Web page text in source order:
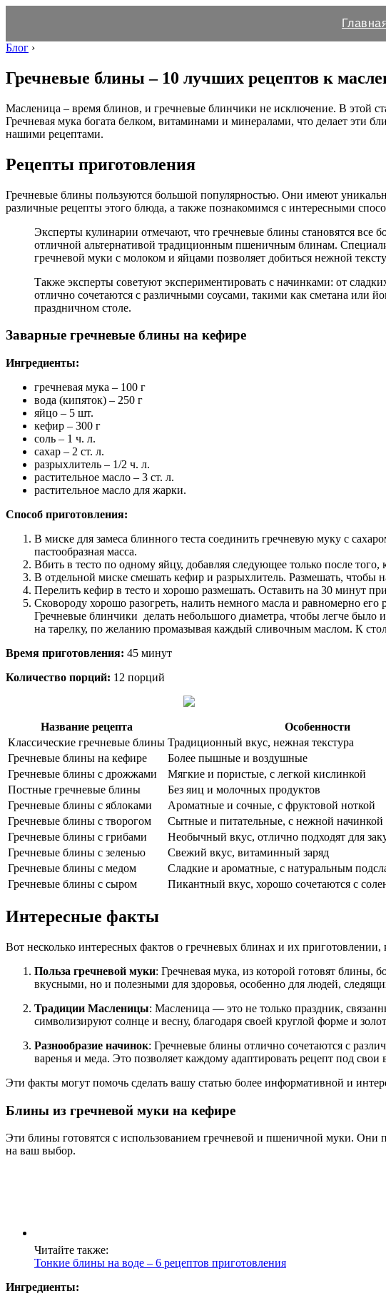
Блог ›
Гречневые блины – 10 лучших рецептов к
Масленица – время блинов, и гречневые блинчики не исключение. В этой
Гречневая мука богата белком, витаминами и минералами, что делает эти
нашими рецептами.
Рецепты приготовления
Гречневые блины пользуются большой популярностью. Они имеют
различные рецепты этого блюда, а также познакомимся с интересными
Эксперты кулинарии отмечают, что гречневые блины становятся
отличной альтернативой традиционным пшеничным блинам.
гречневой муки с молоком и яйцами позволяет добиться нежной
Также эксперты советуют экспериментировать с начинками: от
отлично сочетаются с различными соусами, такими как сметана или
праздничном столе.
Заварные гречневые блины на кефире
Ингредиенты:
гречневая мука – 100 г
вода (кипяток) – 250 г
яйцо – 5 шт.
кефир – 300 г
соль – 1 ч. л.
сахар – 2 ст. л.
разрыхлитель – 1/2 ч. л.
растительное масло – 3 ст. л.
растительное масло для жарки.
Способ приготовления:
В миске для замеса блинного теста соединить гречневую муку с
пастообразная масса.
Вбить в тесто по одному яйцу, добавляя следующее только после
В отдельной миске смешать кефир и разрыхлитель. Размешать, чтобы
Перелить кефир в тесто и хорошо размешать. Оставить на 30 минут
Сковороду хорошо разогреть, налить немного масла и равномерно
Гречневые блинчики делать небольшого диаметра, чтобы легче было
на тарелку, по желанию промазывая каждый сливочным маслом. К
Время приготовления: 45 минут
Количество порций: 12 порций
Название рецепта Особенности
Классические гречневые блины Традиционный вкус, нежная текстура
Гречневые блины на кефире
Более пышные и воздушные
Гречневые блины с дрожжами
Мягкие и пористые, с легкой кислинкой
Постные гречневые блины
Без яиц и молочных продуктов
Гречневые блины с яблоками
Ароматные и сочные, с фруктовой ноткой
Гречневые блины с творогом
Сытные и питательные, с нежной начинкой
Гречневые блины с грибами
Необычный вкус, отлично подходят для
Гречневые блины с зеленью
Свежий вкус, витаминный заряд
Гречневые блины с медом
Сладкие и ароматные, с натуральным
Гречневые блины с сыром
Пикантный вкус, хорошо сочетаются с
Интересные факты
Вот несколько интересных фактов о гречневых блинах и их
Польза гречневой муки: Гречневая мука, из которой готовят блины,
вкусными, но и полезными для здоровья, особенно для людей,
Традиции Масленицы: Масленица — это не только праздник,
символизируют солнце и весну, благодаря своей круглой форме и
Разнообразие начинок: Гречневые блины отлично сочетаются с
варенья и меда. Это позволяет каждому адаптировать рецепт под
Эти факты могут помочь сделать вашу статью более информативной и
Блины из гречневой муки на кефире
Эти блины готовятся с использованием гречневой и пшеничной муки.
на ваш выбор.
Читайте также:
Тонкие блины на воде – 6 рецептов приготовления
Ингредиенты: